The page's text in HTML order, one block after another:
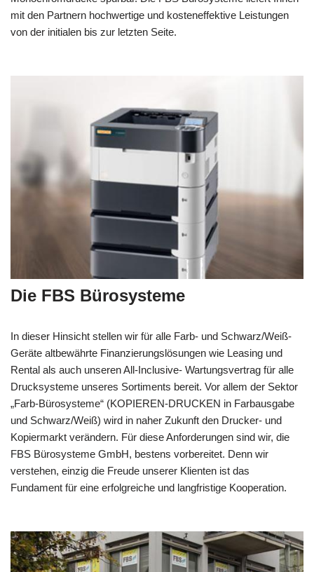
mit den Partnern hochwertige und kosteneffektive Leistungen
von der initialen bis zur letzten Seite.
Die FBS Bürosysteme
In dieser Hinsicht stellen wir für alle Farb- und Schwarz/Weiß-
Geräte altbewährte Finanzierungslösungen wie Leasing und
Rental als auch unseren All-Inclusive- Wartungsvertrag für alle
Drucksysteme unseres Sortiments bereit. Vor allem der Sektor
„Farb-Bürosysteme“ (KOPIEREN-DRUCKEN in Farbausgabe
und Schwarz/Weiß) wird in naher Zukunft den Drucker- und
Kopiermarkt verändern. Für diese Anforderungen sind wir, die
FBS Bürosysteme GmbH, bestens vorbereitet. Denn wir
verstehen, einzig die Freude unserer Klienten ist das
Fundament für eine erfolgreiche und langfristige Kooperation.